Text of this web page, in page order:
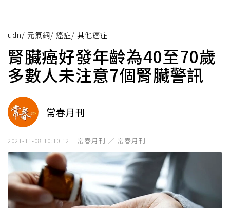
udn/ 元氣網/ 癌症/ 其他癌症
腎臟癌好發年齡為40至70歲
多數人未注意7個腎臟警訊
常春月刊
2021-11-08 10:10:12 常春月刊 ／ 常春月刊